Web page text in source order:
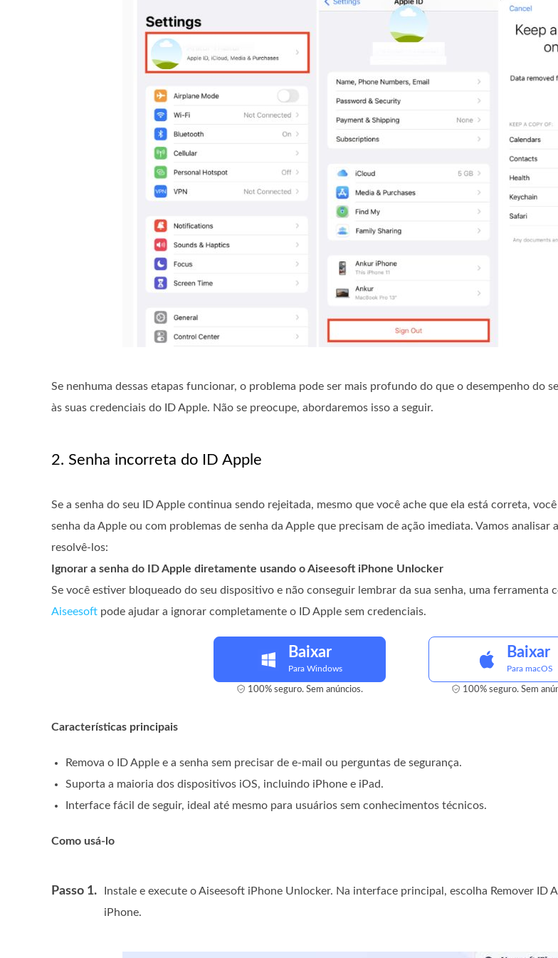
Se nenhuma dessas etapas funcionar, o problema pode ser mais profundo do que o desempenho do
às suas credenciais do ID Apple. Não se preocupe, abordaremos isso a seguir.
2. Senha incorreta do ID Apple
Se a senha do seu ID Apple continua sendo rejeitada, mesmo que você ache que ela está correta,
senha da Apple ou com problemas de senha da Apple que precisam de ação imediata. Vamos analisar
resolvê-los:
Ignorar a senha do ID Apple diretamente usando o Aiseesoft iPhone Unlocker
Se você estiver bloqueado do seu dispositivo e não conseguir lembrar da sua senha, uma ferramenta
Aiseesoft pode ajudar a ignorar completamente o ID Apple sem credenciais.
Baixar
Para Windows
100% seguro. Sem anúncios.
Baixar
Para macOS
100% seguro. Sem
Características principais
Remova o ID Apple e a senha sem precisar de e-mail ou perguntas de segurança.
Suporta a maioria dos dispositivos iOS, incluindo iPhone e iPad.
Interface fácil de seguir, ideal até mesmo para usuários sem conhecimentos técnicos.
Como usá-lo
Passo 1.
Instale e execute o Aiseesoft iPhone Unlocker. Na interface principal, escolha Remover ID
iPhone.